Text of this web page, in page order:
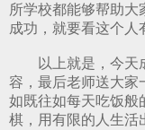
所学校都能够帮助大
成功，就要看这个人
以上就是，今天成
容，最后老师送大家
如既往如每天吃饭般
棋，用有限的人生活